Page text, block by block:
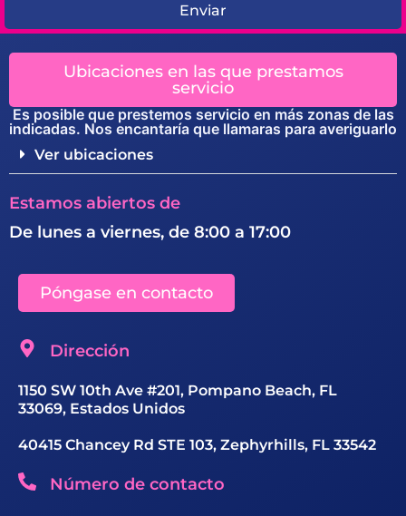
Enviar
Ubicaciones en las que prestamos
servicio
Es posible que prestemos servicio en más zonas de las
indicadas. Nos encantaría que llamaras para averiguarlo
Ver ubicaciones
Estamos abiertos de
De lunes a viernes, de 8:00 a 17:00
Póngase en contacto
Dirección
1150 SW 10th Ave #201, Pompano Beach, FL
33069, Estados Unidos
40415 Chancey Rd STE 103, Zephyrhills, FL 33542
Número de contacto